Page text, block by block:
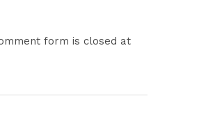
form is closed at